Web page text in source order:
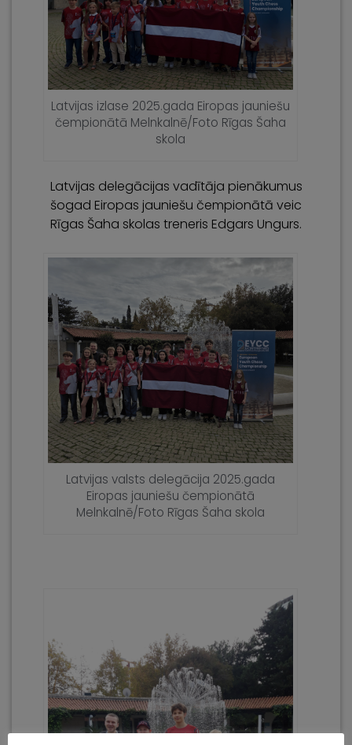
Latvijas izlase 2025.gada Eiropas jauniešu
čempionātā Melnkalnē/Foto Rīgas Šaha
skola
Latvijas delegācijas vadītāja pienākumus
šogad Eiropas jauniešu čempionātā veic
Rīgas Šaha skolas treneris Edgars Ungurs.
Latvijas valsts delegācija 2025.gada
Eiropas jauniešu čempionātā
Melnkalnē/Foto Rīgas Šaha skola